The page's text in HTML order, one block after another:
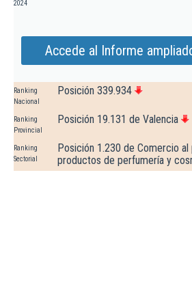
2024
Accede al Informe
Ranking
Nacional
Posición 339.934
Ranking
Provincial
Posición 19.131 de Valencia
Ranking
Sectorial
Posición 1.230 de Comercio
productos de perfumería y